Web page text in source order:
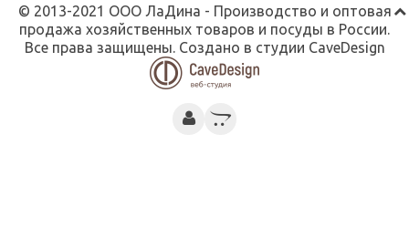
© 2013-2021 ООО ЛаДина - Производство и оптовая
продажа хозяйственных товаров и посуды в России.
Все права защищены. Создано в студии CaveDesign